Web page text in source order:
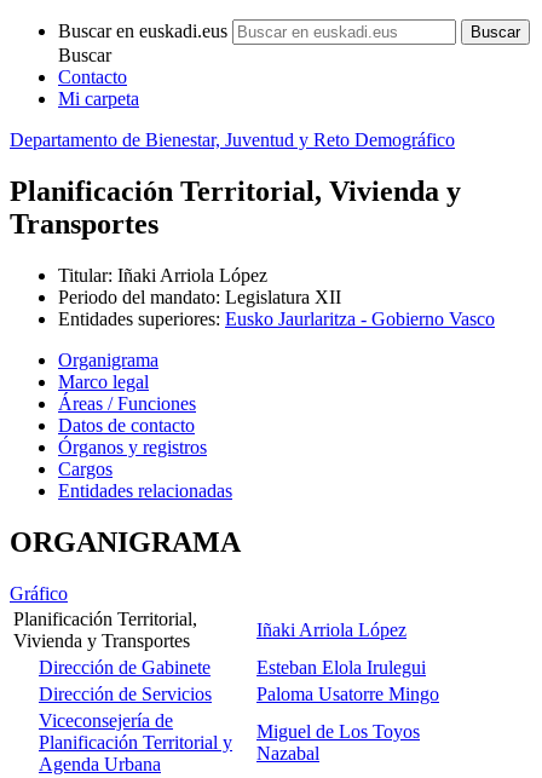
Buscar en euskadi.eus
Buscar
Contacto
Mi carpeta
Departamento de Bienestar, Juventud y Reto Demográfico
Planificación Territorial, Vivienda y
Transportes
Titular: Iñaki Arriola López
Periodo del mandato: Legislatura XII
Entidades superiores: Eusko Jaurlaritza - Gobierno Vasco
Organigrama
Marco legal
Áreas / Funciones
Datos de contacto
Órganos y registros
Cargos
Entidades relacionadas
ORGANIGRAMA
Gráfico
Planificación Territorial,
Vivienda y Transportes
Iñaki Arriola López
Dirección de Gabinete
Esteban Elola Irulegui
Dirección de Servicios
Paloma Usatorre Mingo
Viceconsejería de
Planificación Territorial y
Agenda Urbana
Miguel de Los Toyos
Nazabal